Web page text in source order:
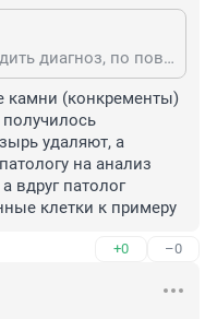
"-— Наша задача — подтвердить диагноз, по поводу которого человек был прооперирован. Допустим, если это хронический калькулезный холецистит, то нужно подтверждение, что желчный пузырь был удален верно" А это как понимать?
камни (конкременты)
удаляют, а
на анализ
вдруг патолог
клетки к примеру
+0 –0